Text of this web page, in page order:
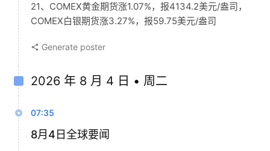
21、COMEX黄金期货涨1.07%，报4134.2美元/盎司，
COMEX白银期货涨3.27%，报59.75美元/盎司
Generate poster
2026 年 8 月 4 日 • 周二
07:35
8月4日全球要闻